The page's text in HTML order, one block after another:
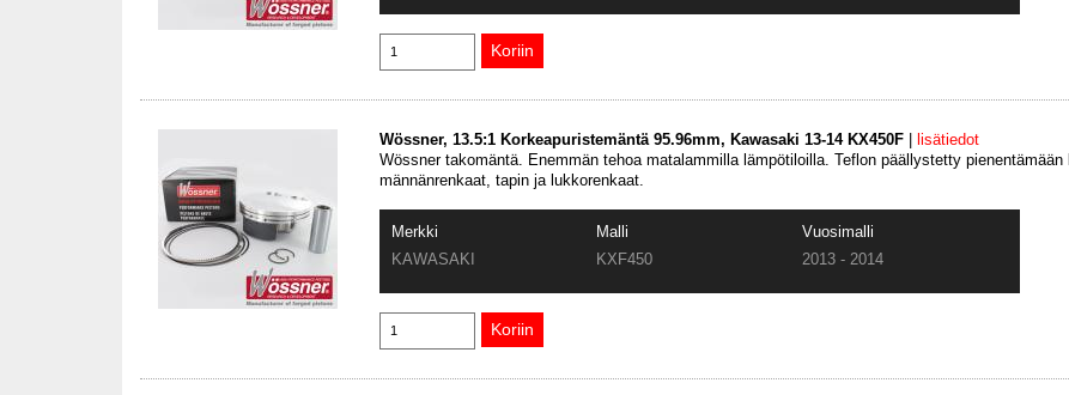
Wössner, 13.5:1 Korkeapuristemäntä 95.96mm, Kawasaki 13-14 KX450F
lisätiedot
Wössner takomäntä. Enemmän tehoa matalammilla lämpötiloilla. Teflon päällystetty
männänrenkaat, tapin ja lukkorenkaat.
Merkki Malli
Vuosimalli
KAWASAKI
KXF450 2013 - 2014